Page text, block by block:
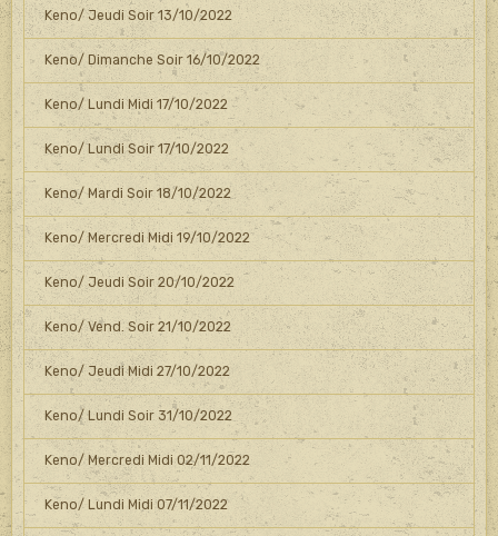
Keno/ Jeudi Soir 13/10/2022
Keno/ Dimanche Soir 16/10/2022
Keno/ Lundi Midi 17/10/2022
Keno/ Lundi Soir 17/10/2022
Keno/ Mardi Soir 18/10/2022
Keno/ Mercredi Midi 19/10/2022
Keno/ Jeudi Soir 20/10/2022
Keno/ Vend. Soir 21/10/2022
Keno/ Jeudi Midi 27/10/2022
Keno/ Lundi Soir 31/10/2022
Keno/ Mercredi Midi 02/11/2022
Keno/ Lundi Midi 07/11/2022